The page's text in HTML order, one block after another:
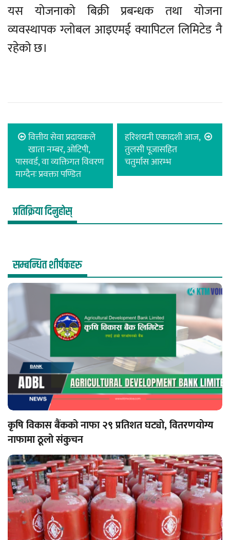
यस योजनाको बिक्री प्रबन्धक तथा योजना
व्यवस्थापक ग्लोबल आइएमई क्यापिटल लिमिटेड नै
रहेको छ।
वित्तीय सेवा प्रदायकले
खाता नम्बर, ओटिपी,
पासवर्ड, वा व्यक्तिगत विवरण
माग्दैनः प्रवक्ता पण्डित
हरिशयनी एकादशी आज,
तुलसी पूजासहित
चतुर्मास आरम्भ
प्रतिक्रिया दिनुहोस्
सम्बन्धित शीर्षकहरु
कृषि विकास बैंकको नाफा २९ प्रतिशत घट्यो, वितरणयोग्य
नाफामा ठूलो संकुचन